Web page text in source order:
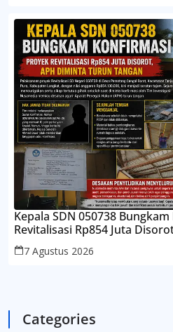
Kepala SDN 050738
Revitalisasi Rp854 Juta
Tangan
7 Agustus 2026
Categories